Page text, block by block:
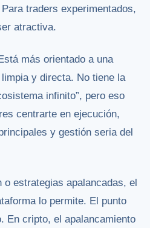
traders experimentados,
atractiva.
más orientado a una
y directa. No tiene la
infinito”, pero eso
centrarte en ejecución,
y gestión seria del
estrategias apalancadas, el
lo permite. El punto
En cripto, el apalancamiento